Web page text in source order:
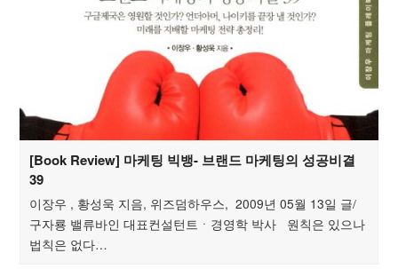
[Book Review] 마케팅 빅뱅- 브랜드 마케팅의 성공비결
39
이장우 , 황성욱 지음, 위즈덤하우스, 2009년 05월 13일 글/
구자룡 밸류바인 대표컨설턴트ㆍ경영학 박사 원칙은 있으나
법칙은 없다…